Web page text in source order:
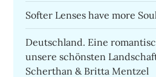
Softer Lenses have more
Deutschland. Eine
unsere schönsten
Scherthan & Britta Mentzel